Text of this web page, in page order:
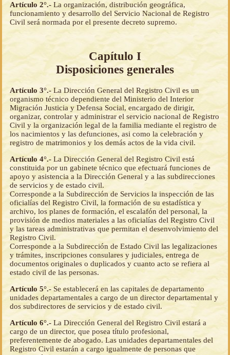
Artículo 2°.- La organización, distribución geográfica,
funcionamiento y desarrollo del Servicio Nacional de Registro
Civil será normada por el presente decreto supremo.
Capítulo I
Disposiciones generales
Artículo 3°.- La Dirección General del Registro Civil es un
organismo técnico dependiente del Ministerio del Interior
Migración Justicia y Defensa Social, encargado de dirigir,
organizar, controlar y administrar el servicio nacional de Registro
Civil y la organización legal de la familia mediante el registro de
los nacimientos y las defunciones, asi como la celebración y
registro de matrimonios y los demás actos de la vida civil.
Artículo 4°.- La Dirección General del Registro Civil está
constituida por un gabinete técnico que efectuará funciones de
apoyo y asistencia a la Dirección General y a las subdirecciones
de servicios y de estado civil.
Corresponde a la Subdirección de Servicios la inspección de las
oficialías del Registro Civil, la formación de su estadística y
archivo, los planes de formación, el escalafón del personal, la
provisión de medios materiales a las oficialías del Registro Civil
y las tareas administrativas que permitan el desenvolvimiento del
Registro Civil.
Corresponde a la Subdirección de Estado Civil las legalizaciones
y trámites, inscripciones consulares y judiciales, entrega de
documentos originales o duplicados y cuanto acto se refiera al
estado civil de las personas.
Artículo 5°.- Se establecerá en las capitales de departamento
unidades departamentales a cargo de un director departamental y
dos subdirectores de servicios y de estado civil.
Artículo 6°.- La Dirección General del Registro Civil estará a
cargo de un director, que posea título profesional,
preferentemente de abogado. Las unidades departamentales del
Registro Civil estarán a cargo igualmente de personas que